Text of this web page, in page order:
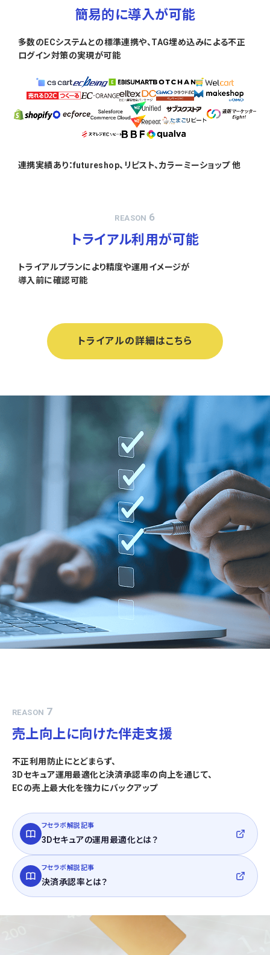
簡易的に導入が可能
多数のECシステムとの標準連携や、TAG埋め込みによる不正
ログイン対策の実現が可能
連携実績あり：futureshop、リピスト、カラーミーショップ 他
REASON 6
トライアル利用が可能
トライアルプランにより精度や運用イメージが
導入前に確認可能
トライアルの詳細はこちら
REASON 7
売上向上に向けた伴走支援
不正利用防止にとどまらず、
3Dセキュア運用最適化と決済承認率の向上を通じて、
ECの売上最大化を強力にバックアップ
フセラボ解説記事
3Dセキュアの運用最適化とは？
フセラボ解説記事
決済承認率とは？